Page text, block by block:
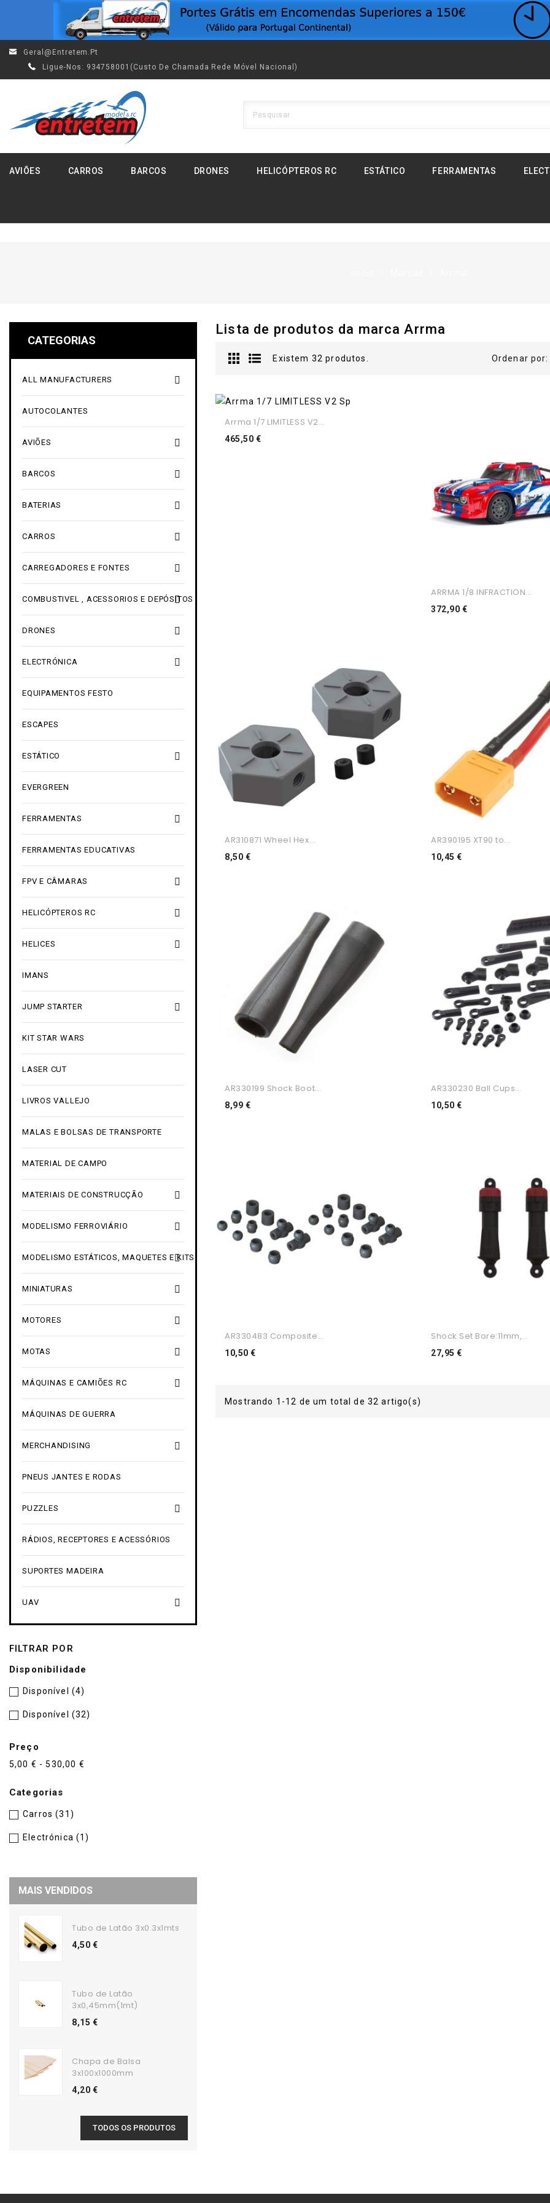
Geral@entretem.pt
Ligue-Nos: 934758001(custo De Chamada Rede Móvel Nacional)
AVIÕES CARROS BARCOS DRONES HELICÓPTEROS RC ESTÁTICO FERRAMENTAS
CATEGORIAS

ALL MANUFACTURERS
AUTOCOLANTES

AVIÕES

BARCOS

BATERIAS

CARROS

CARREGADORES E FONTES

COMBUSTIVEL , ACESSORIOS E DEPÓSITOS

DRONES

ELECTRÓNICA
EQUIPAMENTOS FESTO
ESCAPES

ESTÁTICO
EVERGREEN

FERRAMENTAS
FERRAMENTAS EDUCATIVAS

FPV E CÂMARAS

HELICÓPTEROS RC

HELICES
IMANS

JUMP STARTER
KIT STAR WARS
LASER CUT
LIVROS VALLEJO
MALAS E BOLSAS DE TRANSPORTE
MATERIAL DE CAMPO

MATERIAIS DE CONSTRUCÇÃO

MODELISMO FERROVIÁRIO

MODELISMO ESTÁTICOS, MAQUETES E KITS

MINIATURAS

MOTORES

MOTAS

MÁQUINAS E CAMIÕES RC
MÁQUINAS DE GUERRA

MERCHANDISING
PNEUS JANTES E RODAS

PUZZLES
RÁDIOS, RECEPTORES E ACESSÓRIOS
SUPORTES MADEIRA

UAV
FILTRAR POR
Disponibilidade
Disponível (4)
Disponível (32)
Preço
5,00 € - 530,00 €
Categorias
Carros(31)
Electrónica(1)
MAIS VENDIDOS
Tubo de Latão 3x0.3x1mts
4,50 €
Tubo de Latão
3x0,45mm(1mt)
8,15 €
Chapa de Balsa
3x100x1000mm
4,20 €
TODOS OS PRODUTOS
Lista de produtos da marca Arrma
Existem 32 produtos. Ordenar por:
Arrma 1/7 LIMITLESS V2...
465,50 €Preço
ARRMA 1/8 INFRACTION...
372,90 €Preço
AR310871 Wheel Hex...
8,50 €Preço
AR390195 XT90 to...
10,45 €Preço
AR330199 Shock Boot...
8,99 €Preço
AR330230 Ball Cups...
10,50 €Preço
AR330483 Composite...
10,50 €Preço
Shock Set Bore:11mm,...
27,95 €Preço
Mostrando 1-12 de um total de 32 artigo(s)